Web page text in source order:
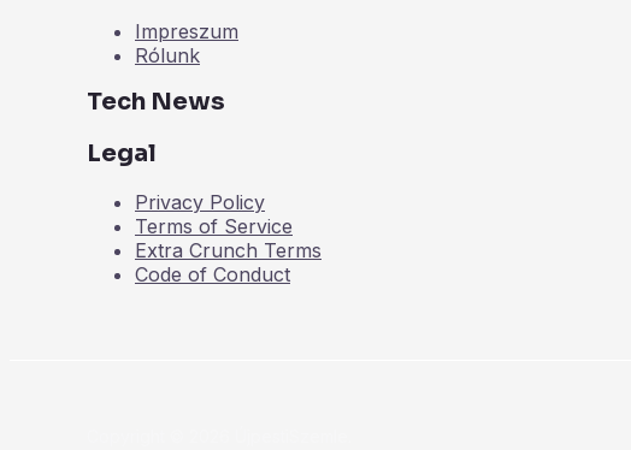
Impreszum
Rólunk
Tech News
Legal
Privacy Policy
Terms of Service
Extra Crunch Terms
Code of Conduct